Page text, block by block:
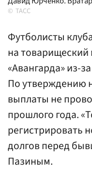
ТАСС
Футболисты
на товарищеский
«Авангарда» из-
По утверждению
выплаты не
прошлого года.
регистрировать
долгов перед
Пазиным.